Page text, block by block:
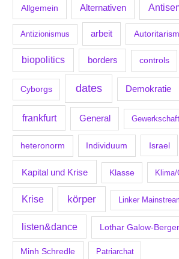
Allgemein Alternativen
Antizionismus arbeit
biopolitics borders controls
Cyborgs dates Demokratie
frankfurt General
heteronorm Individuum Israel
Kapital und Krise Klasse Klima/
Krise körper Linker
listen&dance Lothar Galow-
Minh Schredle Patriarchat